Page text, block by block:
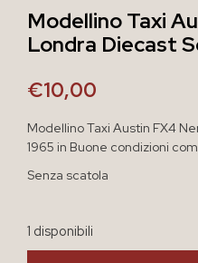
Modellino Taxi
Londra Diecast
€10,00
Modellino Taxi Austin FX4
1965 in Buone condizioni
Senza scatola
1 disponibili